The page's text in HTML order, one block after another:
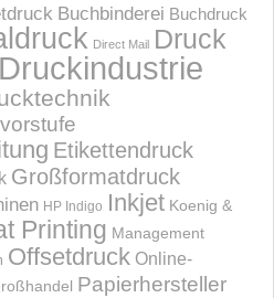
Buchbinderei Buchdruck
Direct Mail Druck
Druckindustrie
Etikettendruck
Großformatdruck
HP Indigo Inkjet Koenig &
Printing Management
Offsetdruck Online-
Papierhersteller